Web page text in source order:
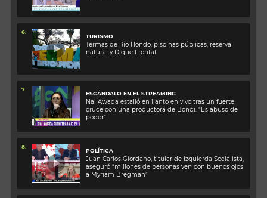
6.
TURISMO
Termas de Río Hondo: piscinas públicas, reserva
natural y Dique Frontal
7.
ESCÁNDALO EN EL STREAMING
Nai Awada estalló en llanto en vivo tras un fuerte
cruce con una productora de Bondi: “Es abuso de
poder”
8.
POLÍTICA
Juan Carlos Giordano, titular de Izquierda Socialista,
aseguró “millones de personas ven con buenos ojos
a Myriam Bregman”